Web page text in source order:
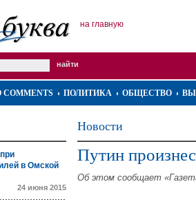
на главную
COMMENTS ПОЛИТИКА ОБЩЕСТВО
в Омской
24 июня 2015
Новости
Путин
Об этом сообщает